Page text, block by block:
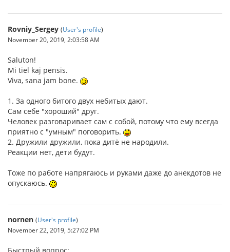
Rovniy_Sergey (User's profile)
November 20, 2019, 2:03:58 AM
Saluton!
Mi tiel kaj pensis.
Viva, sana jam bone.
1. За одного битого двух небитых дают.
Сам себе "хороший" друг.
Человек разговаривает сам с собой, потому что ему всегда
приятно с "умным" поговорить.
2. Дружили дружили, пока дитё не народили.
Реакции нет, дети будут.
Тоже по работе напрягаюсь и руками даже до анекдотов не
опускаюсь.
nornen (User's profile)
November 22, 2019, 5:27:02 PM